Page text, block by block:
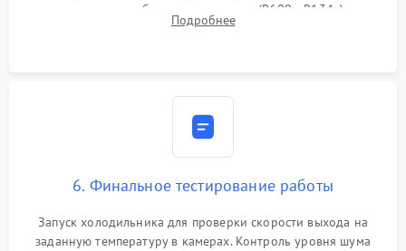
дозированным объемом хладагента (R600a, R134a) по
электронным весам. Контроль рабочего давления в системе.
Подробнее
6. Финальное тестирование работы
Запуск холодильника для проверки скорости выхода на
заданную температуру в камерах. Контроль уровня шума